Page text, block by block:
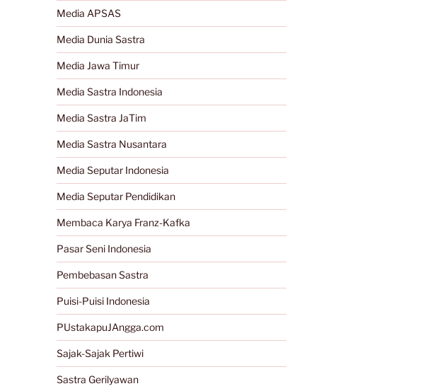
Media APSAS
Media Dunia Sastra
Media Jawa Timur
Media Sastra Indonesia
Media Sastra JaTim
Media Sastra Nusantara
Media Seputar Indonesia
Media Seputar Pendidikan
Membaca Karya Franz-Kafka
Pasar Seni Indonesia
Pembebasan Sastra
Puisi-Puisi Indonesia
PUstakapuJAngga.com
Sajak-Sajak Pertiwi
Sastra Gerilyawan